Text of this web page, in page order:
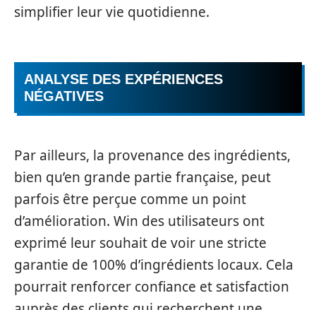
simplifier leur vie quotidienne.
ANALYSE DES EXPÉRIENCES
NÉGATIVES
Par ailleurs, la provenance des ingrédients,
bien qu’en grande partie française, peut
parfois être perçue comme un point
d’amélioration. Win des utilisateurs ont
exprimé leur souhait de voir une stricte
garantie de 100% d’ingrédients locaux. Cela
pourrait renforcer confiance et satisfaction